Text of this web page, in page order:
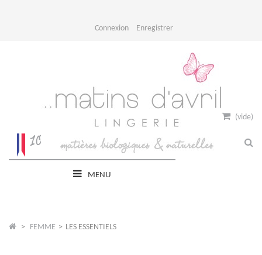
Connexion Enregistrer
MENU
(vide)
> FEMME > LES ESSENTIELS